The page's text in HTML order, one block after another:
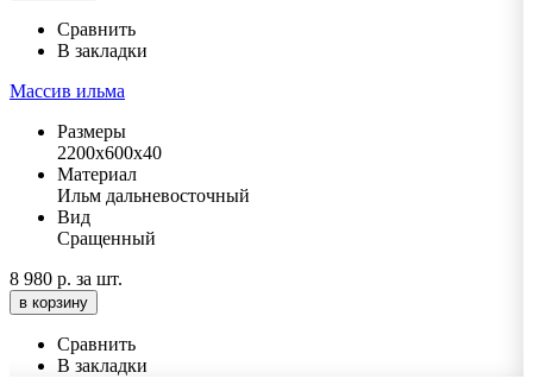
Сравнить
В закладки
Массив ильма
Размеры
2200х600х40
Материал
Ильм дальневосточный
Вид
Сращенный
8 980 р. за шт.
в корзину
Сравнить
В закладки